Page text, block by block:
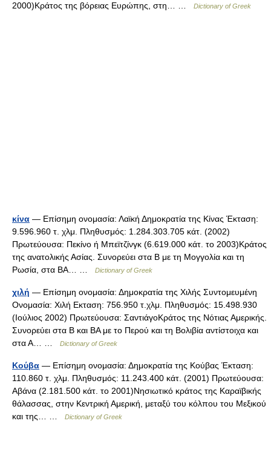
2000)Κράτος της βόρειας Ευρώπης, στη… …
Dictionary of Greek
κίνα — Επίσημη ονομασία: Λαϊκή Δημοκρατία της Κίνας Έκταση:
9.596.960 τ. χλμ. Πληθυσμός: 1.284.303.705 κάτ. (2002)
Πρωτεύουσα: Πεκίνο ή Μπεϊτζίνγκ (6.619.000 κάτ. το 2003)Κράτος
της ανατολικής Ασίας. Συνορεύει στα Β με τη Μογγολία και τη
Ρωσία, στα ΒΑ… …
Dictionary of Greek
χιλή — Επίσημη ονομασία: Δημοκρατία της Χιλής Συντομευμένη
Ονομασία: Χιλή Εκταση: 756.950 τ.χλμ. Πληθυσμός: 15.498.930
(Ιούλιος 2002) Πρωτεύουσα: ΣαντιάγοΚράτος της Νότιας Αμερικής.
Συνορεύει στα Β και ΒΑ με το Περού και τη Βολιβία αντίστοιχα και
στα Α… …
Dictionary of Greek
Κούβα — Επίσημη ονομασία: Δημοκρατία της Κούβας Έκταση:
110.860 τ. χλμ. Πληθυσμός: 11.243.400 κάτ. (2001) Πρωτεύουσα:
Αβάνα (2.181.500 κάτ. το 2001)Νησιωτικό κράτος της Καραϊβικής
θάλασσας, στην Κεντρική Αμερική, μεταξύ του κόλπου του Μεξικού
και της… …
Dictionary of Greek